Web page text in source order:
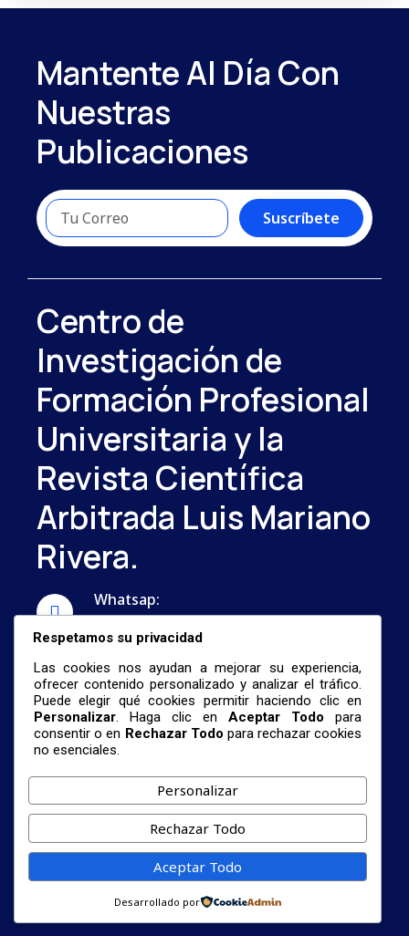
Mantente Al Día Con
Nuestras
Publicaciones
Suscríbete
Centro de
Investigación de
Formación Profesional
Universitaria y la
Revista Científica
Arbitrada Luis Mariano
Rivera.
Whatsap:
nestormalave26@gmail.com
© 2026 Centro De Investigación De Formación
Profesional Universitaria Y La Revista
Científica Arbitrada Luis Mariano Rivera.
Términos De Servicio Política
Respetamos su privacidad
Las cookies nos ayudan a mejorar su experiencia,
ofrecer contenido personalizado y analizar el tráfico.
Puede elegir qué cookies permitir haciendo clic en
Personalizar. Haga clic enAceptar Todo para
consentir o en Rechazar Todo para rechazar cookies
no esenciales.
Personalizar
Rechazar Todo
Aceptar Todo
Desarrollado por